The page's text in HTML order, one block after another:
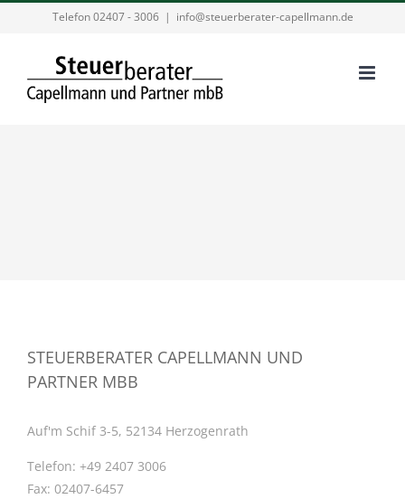
Telefon 02407 - 3006 | info@steuerberater-capellmann.de
STEUERBERATER CAPELLMANN UND
PARTNER MBB
Auf'm Schif 3-5, 52134 Herzogenrath
Telefon: +49 2407 3006
Fax: 02407-6457